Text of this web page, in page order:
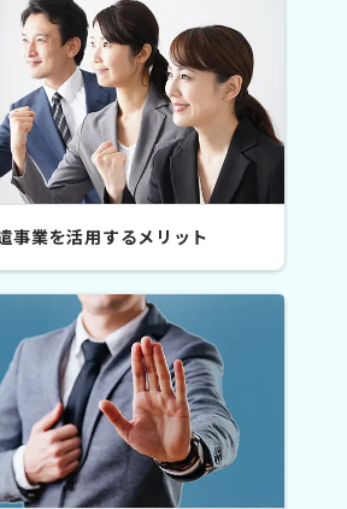
事業を活用するメリット